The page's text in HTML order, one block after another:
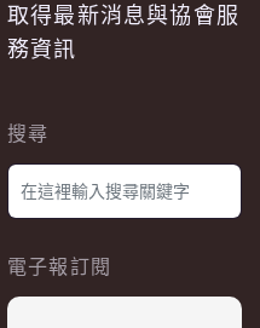
取得最新消息與協會服
務資訊
搜尋
電子報訂閱